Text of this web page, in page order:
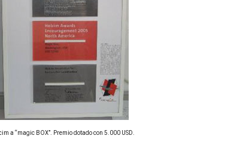
a “magic BOX”. Premio dotado con 5.000 USD.